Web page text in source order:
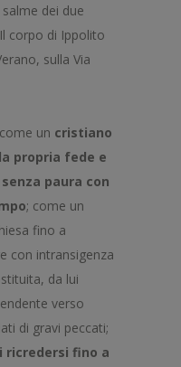
dei due
corpo di Ippolito
sulla Via
un cristiano
propria fede e
paura con
; come un
fino a
con intransigenza
da lui
verso
di gravi peccati;
ricredersi fino a